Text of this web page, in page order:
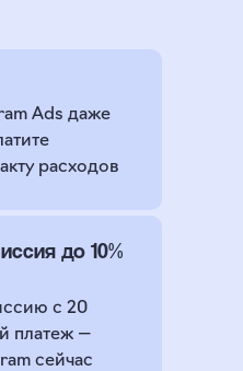
Ads даже
расходов
до 10%
с 20
платеж —
сейчас